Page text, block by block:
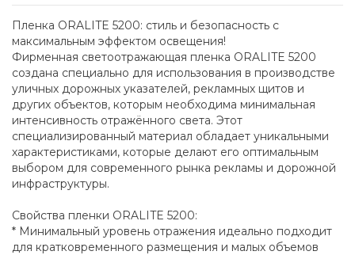
Пленка ORALITE 5200: стиль и безопасность с
максимальным эффектом освещения!
Фирменная светоотражающая пленка ORALITE 5200
создана специально для использования в производстве
уличных дорожных указателей, рекламных щитов и
других объектов, которым необходима минимальная
интенсивность отражённого света. Этот
специализированный материал обладает уникальными
характеристиками, которые делают его оптимальным
выбором для современного рынка рекламы и дорожной
инфраструктуры.
Свойства пленки ORALITE 5200:
* Минимальный уровень отражения идеально подходит
для кратковременного размещения и малых объемов